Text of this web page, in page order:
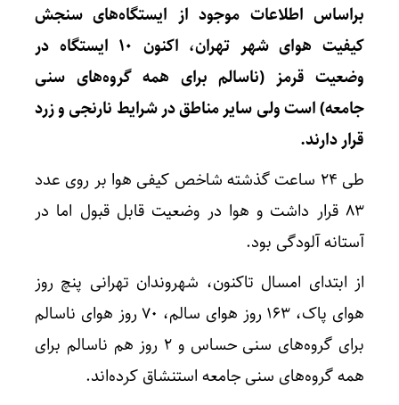
براساس اطلاعات موجود از ایستگاه‌های سنجش
کیفیت هوای شهر تهران، اکنون ۱٠ ایستگاه در
وضعیت قرمز (ناسالم برای همه گروه‌های سنی
جامعه) است ولی سایر مناطق در شرایط نارنجی و زرد
قرار دارند.
طی ۲۴ ساعت گذشته شاخص کیفی هوا بر روی عدد
۸۳ قرار داشت و هوا در وضعیت قابل قبول اما در
آستانه آلودگی بود.
از ابتدای امسال تاکنون، شهروندان تهرانی پنچ روز
هوای پاک، ۱۶۳ روز هوای سالم، ۷٠ روز هوای ناسالم
برای گروه‌های سنی حساس و ۲ روز هم ناسالم برای
همه گروه‌های سنی جامعه استنشاق کرده‌اند.